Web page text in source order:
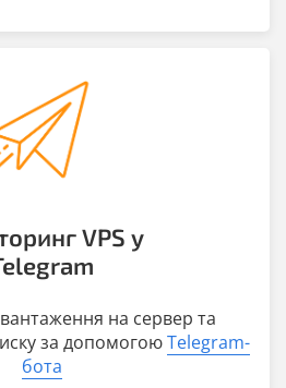
VPS у
на сервер та
за допомогоюTelegram-
бота